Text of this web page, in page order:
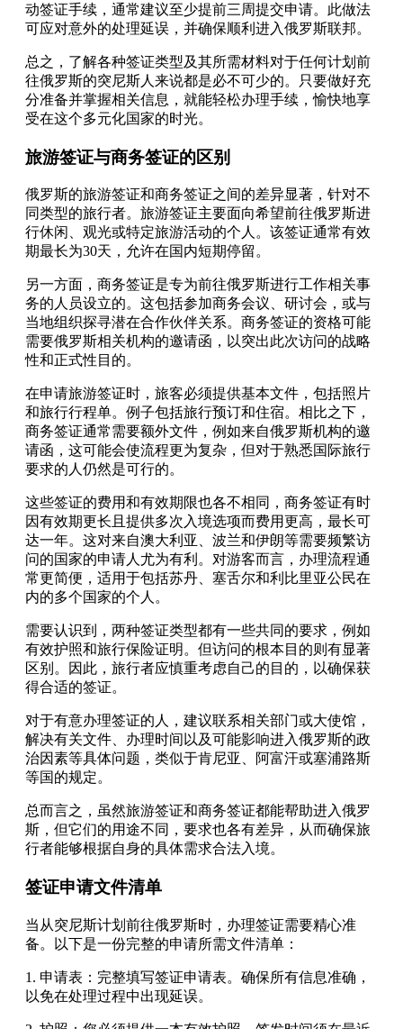
动签证手续，通常建议至少提前三周提交申请。此做法
可应对意外的处理延误，并确保顺利进入俄罗斯联邦。
总之，了解各种签证类型及其所需材料对于任何计划前
往俄罗斯的突尼斯人来说都是必不可少的。只要做好充
分准备并掌握相关信息，就能轻松办理手续，愉快地享
受在这个多元化国家的时光。
旅游签证与商务签证的区别
俄罗斯的旅游签证和商务签证之间的差异显著，针对不
同类型的旅行者。旅游签证主要面向希望前往俄罗斯进
行休闲、观光或特定旅游活动的个人。该签证通常有效
期最长为30天，允许在国内短期停留。
另一方面，商务签证是专为前往俄罗斯进行工作相关事
务的人员设立的。这包括参加商务会议、研讨会，或与
当地组织探寻潜在合作伙伴关系。商务签证的资格可能
需要俄罗斯相关机构的邀请函，以突出此次访问的战略
性和正式性目的。
在申请旅游签证时，旅客必须提供基本文件，包括照片
和旅行行程单。例子包括旅行预订和住宿。相比之下，
商务签证通常需要额外文件，例如来自俄罗斯机构的邀
请函，这可能会使流程更为复杂，但对于熟悉国际旅行
要求的人仍然是可行的。
这些签证的费用和有效期限也各不相同，商务签证有时
因有效期更长且提供多次入境选项而费用更高，最长可
达一年。这对来自澳大利亚、波兰和伊朗等需要频繁访
问的国家的申请人尤为有利。对游客而言，办理流程通
常更简便，适用于包括苏丹、塞舌尔和利比里亚公民在
内的多个国家的个人。
需要认识到，两种签证类型都有一些共同的要求，例如
有效护照和旅行保险证明。但访问的根本目的则有显著
区别。因此，旅行者应慎重考虑自己的目的，以确保获
得合适的签证。
对于有意办理签证的人，建议联系相关部门或大使馆，
解决有关文件、办理时间以及可能影响进入俄罗斯的政
治因素等具体问题，类似于肯尼亚、阿富汗或塞浦路斯
等国的规定。
总而言之，虽然旅游签证和商务签证都能帮助进入俄罗
斯，但它们的用途不同，要求也各有差异，从而确保旅
行者能够根据自身的具体需求合法入境。
签证申请文件清单
当从突尼斯计划前往俄罗斯时，办理签证需要精心准
备。以下是一份完整的申请所需文件清单：
1. 申请表：完整填写签证申请表。确保所有信息准确，
以免在处理过程中出现延误。